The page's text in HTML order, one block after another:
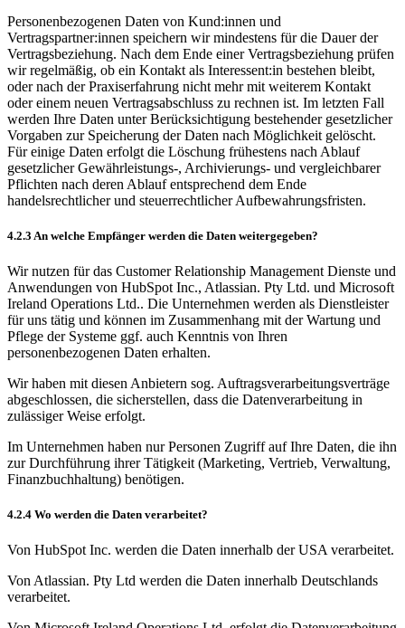
Personenbezogenen Daten von Kund:innen und
Vertragspartner:innen speichern wir mindestens für die Dauer der
Vertragsbeziehung. Nach dem Ende einer Vertragsbeziehung prüfen
wir regelmäßig, ob ein Kontakt als Interessent:in bestehen bleibt,
oder nach der Praxiserfahrung nicht mehr mit weiterem Kontakt
oder einem neuen Vertragsabschluss zu rechnen ist. Im letzten Fall
werden Ihre Daten unter Berücksichtigung bestehender gesetzlicher
Vorgaben zur Speicherung der Daten nach Möglichkeit gelöscht.
Für einige Daten erfolgt die Löschung frühestens nach Ablauf
gesetzlicher Gewährleistungs-, Archivierungs- und vergleichbarer
Pflichten nach deren Ablauf entsprechend dem Ende
handelsrechtlicher und steuerrechtlicher Aufbewahrungsfristen.
4.2.3 An welche Empfänger werden die Daten weitergegeben?
Wir nutzen für das Customer Relationship Management Dienste und
Anwendungen von HubSpot Inc., Atlassian. Pty Ltd. und Microsoft
Ireland Operations Ltd.. Die Unternehmen werden als Dienstleister
für uns tätig und können im Zusammenhang mit der Wartung und
Pflege der Systeme ggf. auch Kenntnis von Ihren
personenbezogenen Daten erhalten.
Wir haben mit diesen Anbietern sog. Auftragsverarbeitungsverträge
abgeschlossen, die sicherstellen, dass die Datenverarbeitung in
zulässiger Weise erfolgt.
Im Unternehmen haben nur Personen Zugriff auf Ihre Daten, die ihn
zur Durchführung ihrer Tätigkeit (Marketing, Vertrieb, Verwaltung,
Finanzbuchhaltung) benötigen.
4.2.4 Wo werden die Daten verarbeitet?
Von HubSpot Inc. werden die Daten innerhalb der USA verarbeitet.
Von Atlassian. Pty Ltd werden die Daten innerhalb Deutschlands
verarbeitet.